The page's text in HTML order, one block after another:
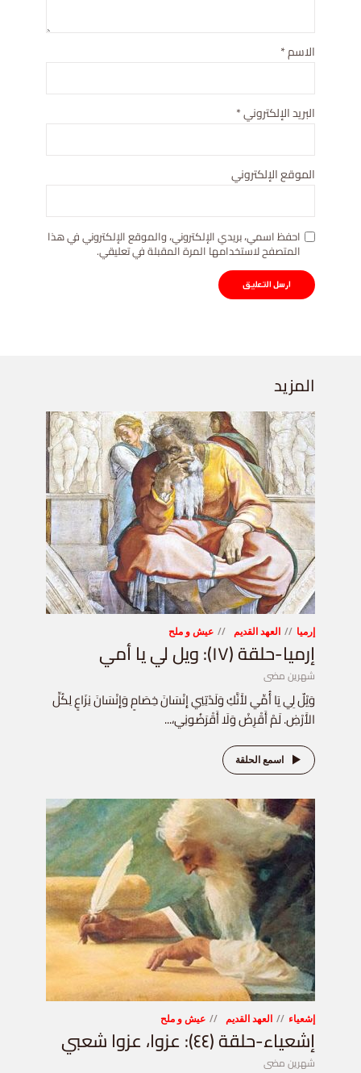
الاسم*
البريد الإلكتروني*
الموقع الإلكتروني
احفظ اسمي، بريدي الإلكتروني، والموقع الإلكتروني في هذا
المتصفح لاستخدامها المرة المقبلة في تعليقي.
المزيد
إرميا العهد القديم عيش و ملح
إرميا-حلقة (١٧): ويل لي يا أمي
شهرين مضى
وَيْلٌ لِي يَا أُمِّي لأَنَّكِ وَلَدْتِنِي إِنْسَانَ خِصَامٍ وَإِنْسَانَ نِزَاعٍ لِكُلِّ
الأَرْضِ. لَمْ أَقْرِضْ وَلَا أَقْرَضُونِي،...
اسمع الحلقة
إشعياء العهد القديم عيش و ملح
إشعياء-حلقة (٤٤): عزوا، عزوا شعبي
شهرين مضى